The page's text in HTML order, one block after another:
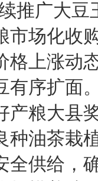
推广大
市场化收
格上涨动
有序扩面
产粮大县
种油茶栽
全供给，